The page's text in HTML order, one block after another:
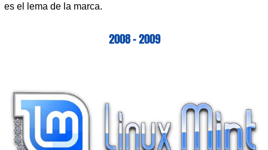
es el lema de la marca.
2008 – 2009